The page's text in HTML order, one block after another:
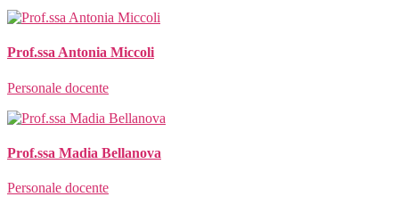
Prof.ssa Antonia Miccoli
Personale docente
Prof.ssa Madia Bellanova
Personale docente